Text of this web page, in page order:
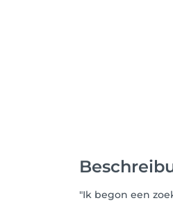
"Ik begon een